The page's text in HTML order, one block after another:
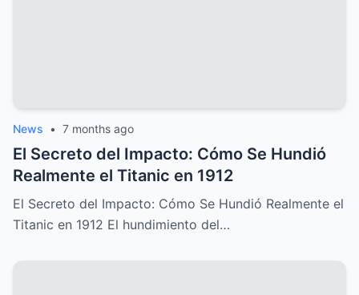
News • 7 months ago
El Secreto del Impacto: Cómo Se Hundió
Realmente el Titanic en 1912
El Secreto del Impacto: Cómo Se Hundió Realmente el
Titanic en 1912 El hundimiento del…